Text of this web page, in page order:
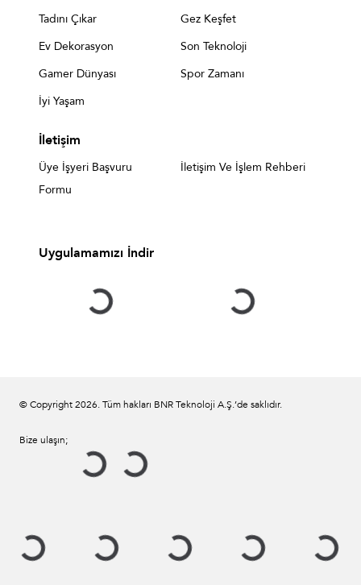
Tadını Çıkar
Gez Keşfet
Ev Dekorasyon
Son Teknoloji
Gamer Dünyası
Spor Zamanı
İyi Yaşam
İletişim
Üye İşyeri Başvuru
Formu
İletişim Ve İşlem Rehberi
Uygulamamızı İndir
© Copyright2026. Tüm hakları BNR Teknoloji A.Ş.’de saklıdır.
Bize ulaşın;